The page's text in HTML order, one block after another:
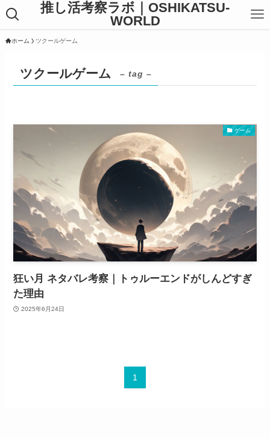
推し活考察ラボ｜OSHIKATSU-
WORLD
ホーム ツクールゲーム
ツクールゲーム – tag –
ゲーム
狂い月 ネタバレ考察｜トゥルーエンドがしんどすぎ
た理由
2025年6月24日
1